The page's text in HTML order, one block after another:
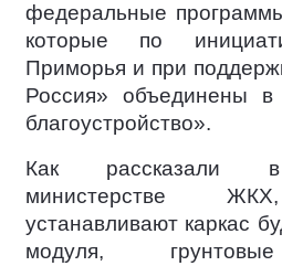
федеральные
которые по
Приморья и при
Россия» объединены
благоустройство».
Как рассказали в
министерстве
устанавливают каркас
модуля,